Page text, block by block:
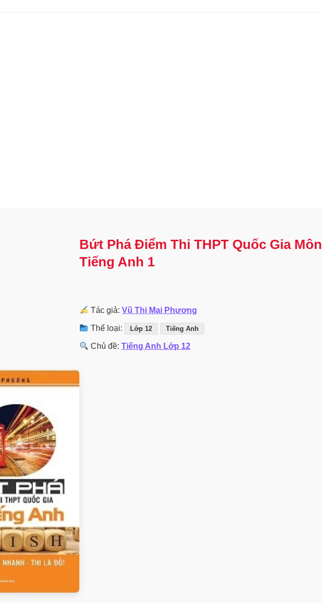
Bứt Phá Điểm Thi THPT Quốc Gia Môn
Tiếng Anh 1
Tác giả:Vũ Thị Mai Phương
Thể loại: Lớp 12 Tiếng Anh
Chủ đề:Tiếng Anh Lớp 12